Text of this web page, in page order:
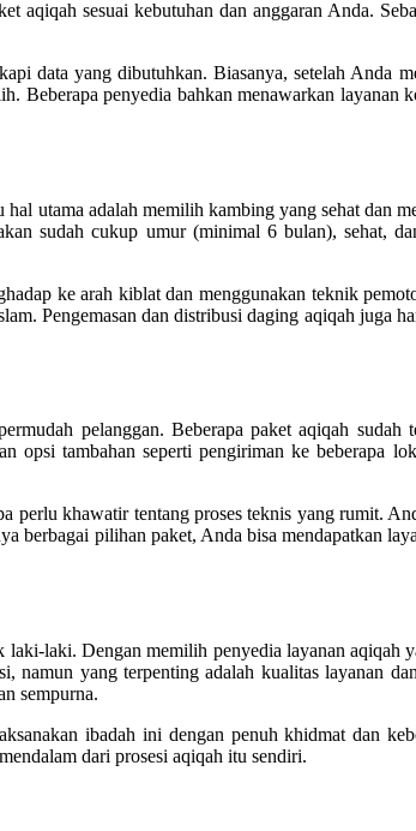
aqiqah sesuai kebutuhan dan anggaran Anda.
data yang dibutuhkan. Biasanya, setelah Anda
penyedia bahkan menawarkan layanan
utama adalah memilih kambing yang sehat dan
sudah cukup umur (minimal 6 bulan), sehat,
ke arah kiblat dan menggunakan teknik
Pengemasan dan distribusi daging aqiqah juga
pelanggan. Beberapa paket aqiqah sudah
opsi tambahan seperti pengiriman ke beberapa
perlu khawatir tentang proses teknis yang rumit.
berbagai pilihan paket, Anda bisa mendapatkan
laki. Dengan memilih penyedia layanan aqiqah
namun yang terpenting adalah kualitas layanan
sempurna.
ibadah ini dengan penuh khidmat dan
dari prosesi aqiqah itu sendiri.